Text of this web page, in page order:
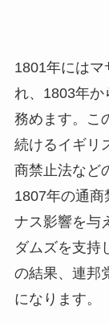
1801年にはマ
れ、1803年か
務めます。こ
続けるイギリ
商禁止法など
1807年の通商
ナス影響を与
ダムズを支持
の結果、連邦
になります。